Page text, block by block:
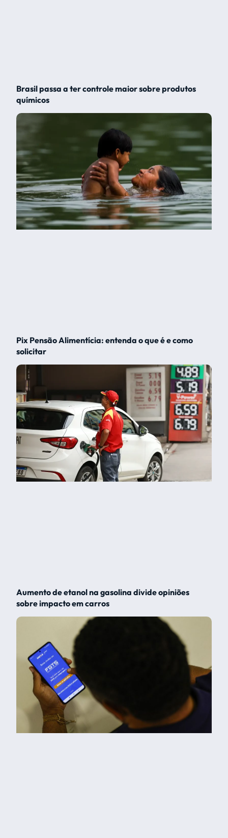
Brasil passa a ter controle maior sobre produtos
químicos
Pix Pensão Alimentícia: entenda o que é e como
solicitar
Aumento de etanol na gasolina divide opiniões
sobre impacto em carros